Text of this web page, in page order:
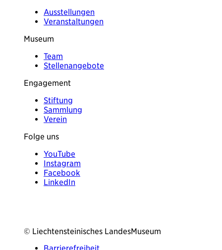
Ausstellungen
Veranstaltungen
Museum
Team
Stellenangebote
Engagement
Stiftung
Sammlung
Verein
Folge uns
YouTube
Instagram
Facebook
LinkedIn
© Liechtensteinisches LandesMuseum
Barrierefreiheit